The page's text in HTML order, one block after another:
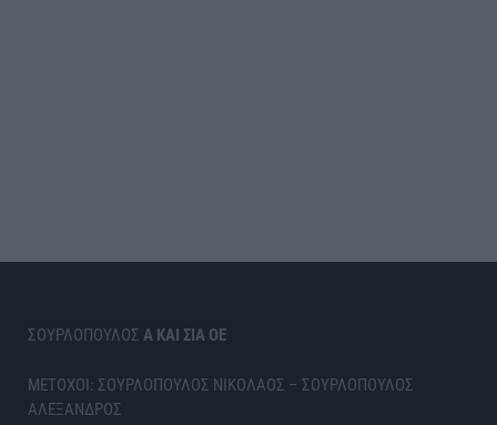
ΣΟΥΡΛΟΠΟΥΛΟΣ Α ΚΑΙ ΣΙΑ ΟΕ
ΜΕΤΟΧΟΙ: ΣΟΥΡΛΟΠΟΥΛΟΣ ΝΙΚΟΛΑΟΣ – ΣΟΥΡΛΟΠΟΥΛΟΣ
ΑΛΕΞΑΝΔΡΟΣ